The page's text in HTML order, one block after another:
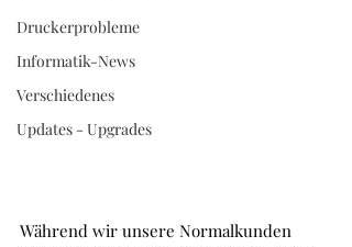
52 38 60
Druckerprobleme
Informatik-News
Verschiedenes
Updates - Upgrades
Während wir unsere Normalkunden